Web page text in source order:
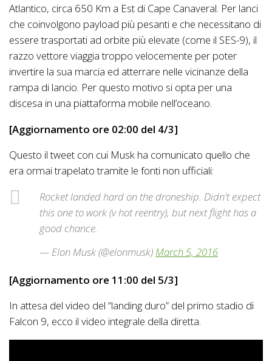
Atlantico, circa 650 Km a Est di Cape Canaveral. Per lanci
che coinvolgono payload più pesanti e che necessitano di
essere trasportati ad orbite più elevate (come il SES-9), il
razzo vettore viaggia troppo velocemente per poter
invertire la sua marcia ed atterrare nelle vicinanze della
rampa di lancio. Per questo motivo si opta per una
discesa in una piattaforma mobile nell’oceano.
[Aggiornamento ore 02:00 del 4/3]
Questo il tweet con cui Musk ha comunicato quello che
era ormai trapelato tramite le fonti non ufficiali:
Rocket landed hard on the droneship. Didn't expect
this one to work (v hot reentry), but next flight has a
good chance.
— Elon Musk (@elonmusk)March 5, 2016
[Aggiornamento ore 11:00 del 5/3]
In attesa del video del “landing duro” del primo stadio di
Falcon 9, ecco il video integrale della diretta.